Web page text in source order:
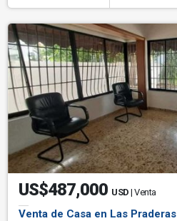
US$487,000 USD | Venta
Venta de Casa en Las Praderas